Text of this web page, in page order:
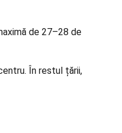
de 27–28 de
În restul țării,